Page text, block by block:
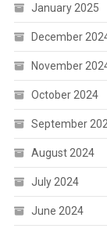
January 2025
December
November
October 2024
September
August 2024
July 2024
June 2024